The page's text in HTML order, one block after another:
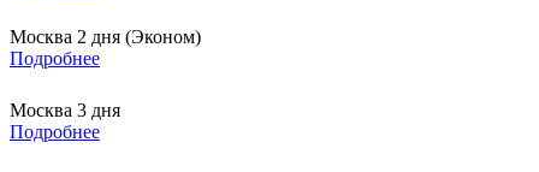
Москва 2 дня (Эконом)
Подробнее
Москва 3 дня
Подробнее